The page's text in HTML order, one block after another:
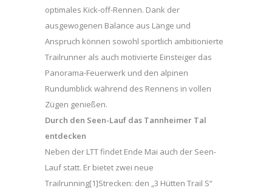
optimales Kick-off-Rennen. Dank der
ausgewogenen Balance aus Länge und
Anspruch können sowohl sportlich ambitionierte
Trailrunner als auch motivierte Einsteiger das
Panorama-Feuerwerk und den alpinen
Rundumblick während des Rennens in vollen
Zügen genießen.
Durch den Seen-Lauf das Tannheimer Tal
entdecken
Neben der LTT findet Ende Mai auch der Seen-
Lauf statt. Er bietet zwei neue
Trailrunning[1]Strecken: den „3 Hütten Trail S“